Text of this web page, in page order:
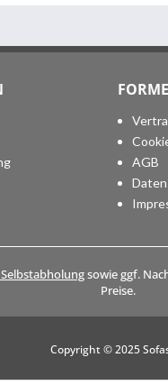
AGB
sowie ggf.
Preise.
Copyright © 2025